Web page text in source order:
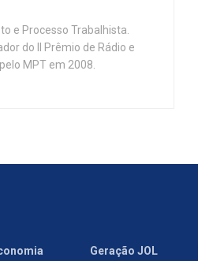
e Processo Trabalhista.
do II Prêmio de Rádio e
MPT em 2008.
Geração JOL